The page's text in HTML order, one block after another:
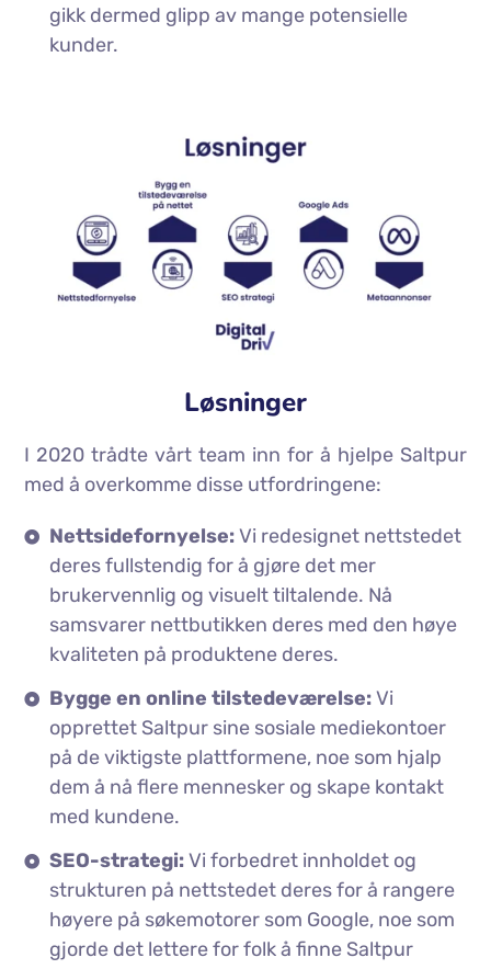
gikk dermed glipp av mange potensielle
kunder.
Løsninger
I 2020 trådte vårt team inn for å hjelpe Saltpur
med å overkomme disse utfordringene:
Nettsidefornyelse:Vi redesignet nettstedet
deres fullstendig for å gjøre det mer
brukervennlig og visuelt tiltalende. Nå
samsvarer nettbutikken deres med den høye
kvaliteten på produktene deres.
Bygge en online tilstedeværelse:Vi
opprettet Saltpur sine sosiale mediekontoer
på de viktigste plattformene, noe som hjalp
dem å nå flere mennesker og skape kontakt
med kundene.
SEO-strategi:Vi forbedret innholdet og
strukturen på nettstedet deres for å rangere
høyere på søkemotorer som Google, noe som
gjorde det lettere for folk å finne Saltpur